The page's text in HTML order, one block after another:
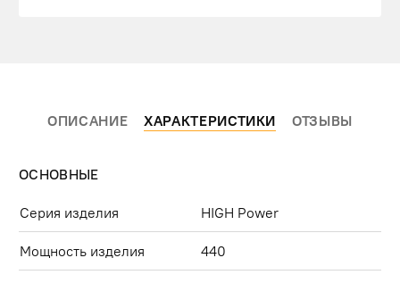
ОПИСАНИЕ ХАРАКТЕРИСТИКИ ОТЗЫВЫ
ОСНОВНЫЕ
Серия изделия HIGH Power
Мощность изделия 440